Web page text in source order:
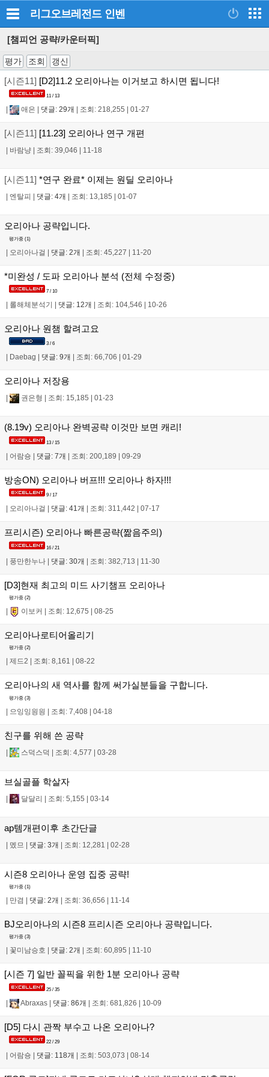
리그오브레전드 인벤
[챔피언 공략/카운터픽]
평가 조회 갱신
[시즌11] [D2]11.2 오리아나는 이거보고 하시면 됩니다!
11 / 13
애은 댓글: 29개 조회: 218,255 01-27
[시즌11] [11.23] 오리아나 연구 개편
바람냥 조회: 39,046 11-18
[시즌11] *연구 완료* 이제는 원딜 오리아나
엔탈피 댓글: 4개 조회: 13,185 01-07
오리아나 공략입니다.
평가중 (1)
| 오리아나걸 | 댓글: 2개 | 조회: 45,227 | 11-20
*미완성 / 도파 오리아나 분석 (전체 수정중)
7 / 10
롤해체분석기 댓글: 12개 조회: 104,546 10-26
오리아나 원챔 할려고요
3 / 6
Daebag 댓글: 9개 조회: 66,706 01-29
오리아나 저장용
권은형 조회: 15,185 01-23
(8.19v) 오리아나 완벽공략 이것만 보면 캐리!
13 / 15
| 어람숑 | 댓글: 7개 | 조회: 200,189 | 09-29
방송ON) 오리아나 버프!!! 오리아나 하자!!!
9 / 17
오리아나걸 댓글: 41개 조회: 311,442 07-17
프리시즌) 오리아나 빠른공략(짦음주의)
16 / 21
| 풍만한누나 | 댓글: 30개 | 조회: 382,713 | 11-30
[D3]현재 최고의 미드 사기챔프 오리아나
평가중 (2)
| 이보커 | 조회: 12,675 | 08-25
오리아나로티어올리기
평가중 (2)
제드2 조회: 8,161 08-22
오리아나의 새 역사를 함께 써가실분들을 구합니다.
평가중 (3)
| 으잉잉읭읭 | 조회: 7,408 | 04-18
친구를 위해 쓴 공략
| 스덕스덕 | 조회: 4,577 | 03-28
브실골플 학살자
| 달달리 | 조회: 5,155 | 03-14
ap템개편이후 초간단글
| 멨므 | 댓글: 3개 | 조회: 12,281 | 02-28
시즌8 오리아나 운영 집중 공략!
평가중 (1)
만겸 댓글: 2개 조회: 36,656 11-14
BJ오리아나의 시즌8 프리시즌 오리아나 공략입니다.
평가중 (3)
꽃미남승호 댓글: 2개 조회: 60,895 11-10
[시즌 7] 일반 꼴픽을 위한 1분 오리아나 공략
25 / 35
| Abraxas | 댓글: 86개 | 조회: 681,826 | 10-09
[D5] 다시 관짝 부수고 나온 오리아나?
22 / 29
어람숑 댓글: 118개 조회: 503,073 08-14